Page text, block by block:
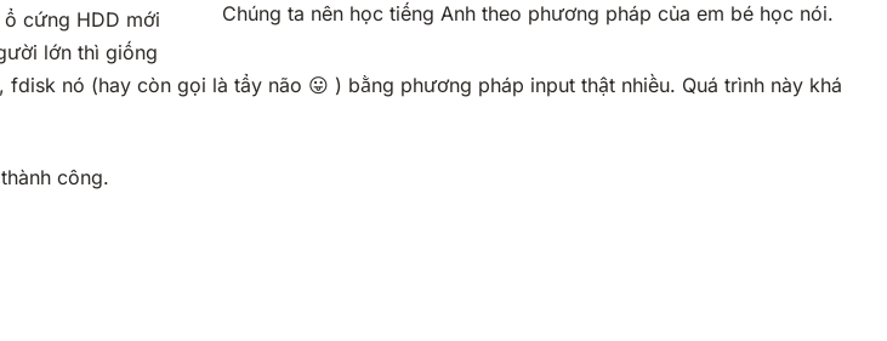
Chúng ta nên học tiếng Anh theo phương pháp của em bé học nói.
cứng HDD mới
lớn thì giống
nó (hay còn gọi là tẩy não 😛 ) bằng phương pháp input thật nhiều. Quá trình này khá
công.